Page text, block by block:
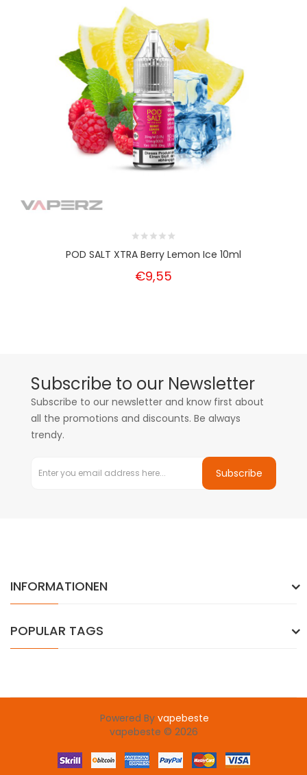
POD SALT XTRA Berry Lemon Ice 10ml
€9,55
Subscribe to our Newsletter
Subscribe to our newsletter and know first about
all the promotions and discounts. Be always
trendy.
Subscribe
INFORMATIONEN
POPULAR TAGS
online casino uk78winonline casino
Powered By vapebeste
vapebeste © 2026